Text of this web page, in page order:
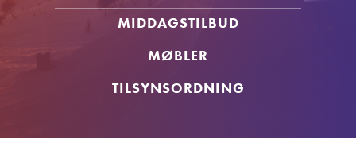
MIDDAGSTILBUD
MØBLER
TILSYNSORDNING